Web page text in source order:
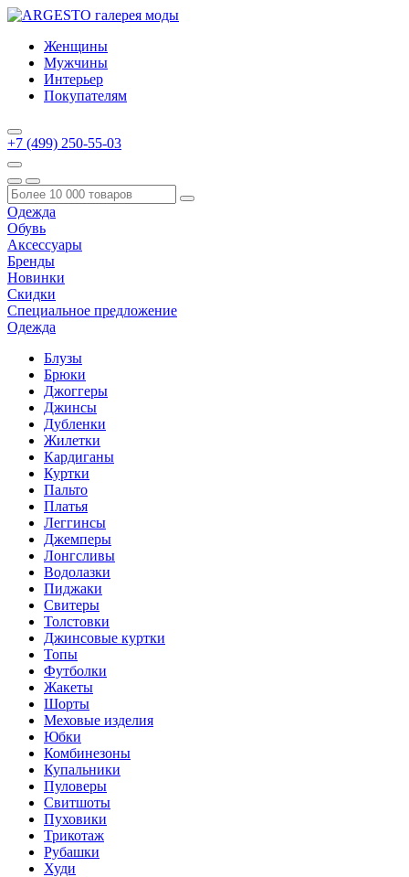
Женщины
Мужчины
Интерьер
Покупателям
+7 (499) 250-55-03
Одежда
Обувь
Аксессуары
Бренды
Новинки
Скидки
Специальное предложение
Одежда
Блузы
Брюки
Джоггеры
Джинсы
Дубленки
Жилетки
Кардиганы
Куртки
Пальто
Платья
Леггинсы
Джемперы
Лонгсливы
Водолазки
Пиджаки
Свитеры
Толстовки
Джинсовые куртки
Топы
Футболки
Жакеты
Шорты
Меховые изделия
Юбки
Комбинезоны
Купальники
Пуловеры
Свитшоты
Пуховики
Трикотаж
Рубашки
Худи